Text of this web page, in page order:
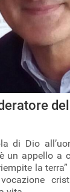
di Dio
un appello a
la terra”